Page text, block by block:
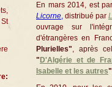
En mars 2014, est
Licorne, distribué par
ouvrage sur
d'étrangères en
Plurielles", après
" D'Algérie et de
Isabelle et les autres